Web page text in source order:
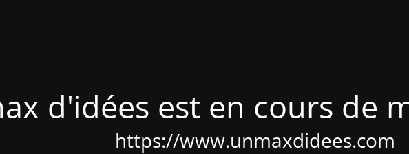
d'idées est en cours de
https://www.unmaxdidees.com